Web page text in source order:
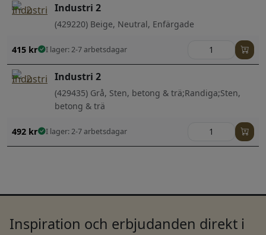
Industri 2
(429220) Beige, Neutral, Enfärgade
415 kr I lager: 2-7 arbetsdagar
Industri 2
(429435) Grå, Sten, betong & trä;Randiga;Sten,
betong & trä
492 kr I lager: 2-7 arbetsdagar
Inspiration och erbjudanden direkt i